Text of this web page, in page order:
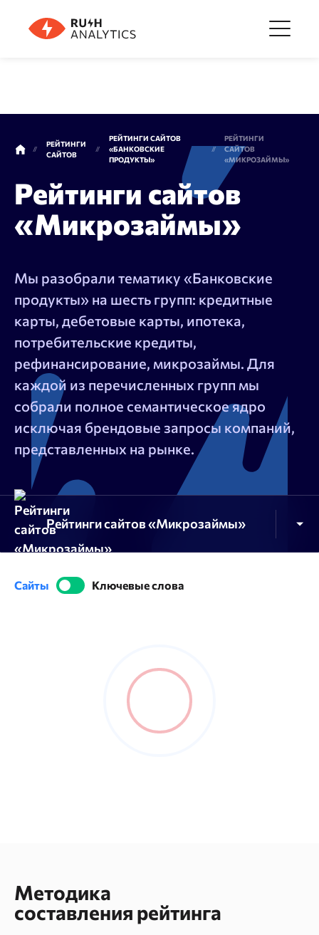
Цены
О компании
Блог
SEO продвижение
Войти Попробовать бесплатно
РЕЙТИНГИ
САЙТОВ
РЕЙТИНГИ САЙТОВ
«БАНКОВСКИЕ
ПРОДУКТЫ»
РЕЙТИНГИ
САЙТОВ
«МИКРОЗАЙМЫ»
Рейтинги сайтов
«Микрозаймы»
Мы разобрали тематику «Банковские
продукты» на шесть групп: кредитные
карты, дебетовые карты, ипотека,
потребительские кредиты,
рефинансирование, микрозаймы. Для
каждой из перечисленных групп мы
собрали полное семантическое ядро
исключая брендовые запросы компаний,
представленных на рынке.
Рейтинги сайтов «Микрозаймы»
Рейтинги сайтов «Дебетовые карты»
Рейтинги сайтов «Потребительские
кредиты»
Сайты Ключевые слова
Методика
составления рейтинга